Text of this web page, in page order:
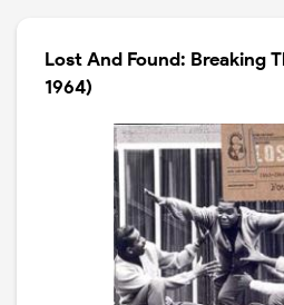
Lost And Found: Breaking
1964)